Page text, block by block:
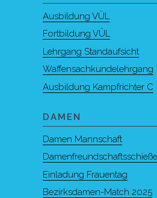
Ausbildung VÜL
Fortbildung VÜL
Lehrgang Standaufsicht
Waffensachkundelehrgang
Ausbildung Kampfrichter C
DAMEN
Damen Mannschaft
Einladung Frauentag
Bezirksdamen-Match 2025